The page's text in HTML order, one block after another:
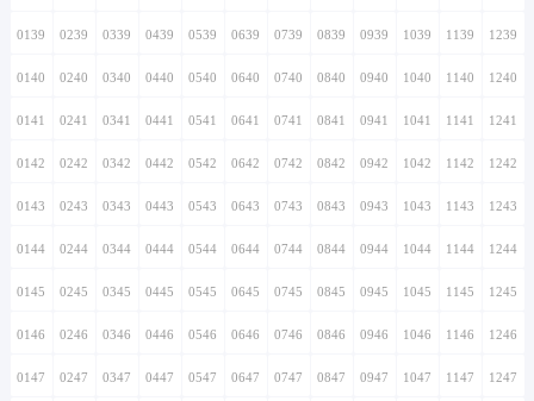
0139 0239 0339 0439 0539 0639 0739 0839 0939 1039 1139 1239
0140 0240 0340 0440 0540 0640 0740 0840 0940 1040 1140 1240
0141 0241 0341 0441 0541 0641 0741 0841 0941 1041 1141 1241
0142 0242 0342 0442 0542 0642 0742 0842 0942 1042 1142 1242
0143 0243 0343 0443 0543 0643 0743 0843 0943 1043 1143 1243
0144 0244 0344 0444 0544 0644 0744 0844 0944 1044 1144 1244
0145 0245 0345 0445 0545 0645 0745 0845 0945 1045 1145 1245
0146 0246 0346 0446 0546 0646 0746 0846 0946 1046 1146 1246
0147 0247 0347 0447 0547 0647 0747 0847 0947 1047 1147 1247